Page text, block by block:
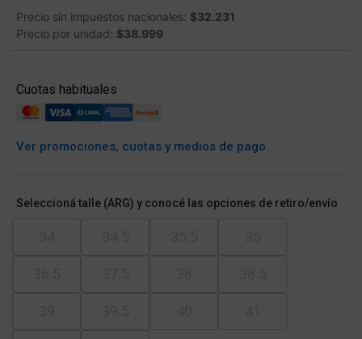
Precio sin impuestos nacionales: $32.231
Precio por unidad: $38.999
Cuotas habituales
Ver promociones, cuotas y medios de pago
Seleccioná talle (ARG) y conocé las opciones de retiro/envío